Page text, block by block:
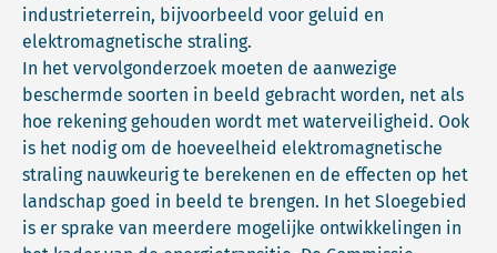
industrieterrein, bijvoorbeeld voor geluid en
elektromagnetische straling.
In het vervolgonderzoek moeten de aanwezige
beschermde soorten in beeld gebracht worden, net als
hoe rekening gehouden wordt met waterveiligheid. Ook
is het nodig om de hoeveelheid elektromagnetische
straling nauwkeurig te berekenen en de effecten op het
landschap goed in beeld te brengen. In het Sloegebied
is er sprake van meerdere mogelijke ontwikkelingen in